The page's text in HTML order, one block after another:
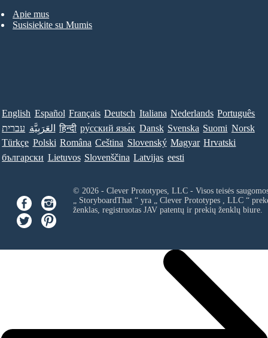
Apie mus
Susisiekite su Mumis
English Español Français Deutsch Italiana Nederlands Português
עברית العَرَبِيَّة हिन्दी ру́сский язы́к Dansk Svenska Suomi Norsk
Türkçe Polski Româna Ceština Slovenský Magyar Hrvatski
български Lietuvos Slovenščina Latvijas eesti
© 2026 - Clever Prototypes, LLC - Visos teisės
„ StoryboardThat “ yra „ Clever Prototypes , LLC“
ženklas, registruotas JAV patentų ir prekių ženklų biure.